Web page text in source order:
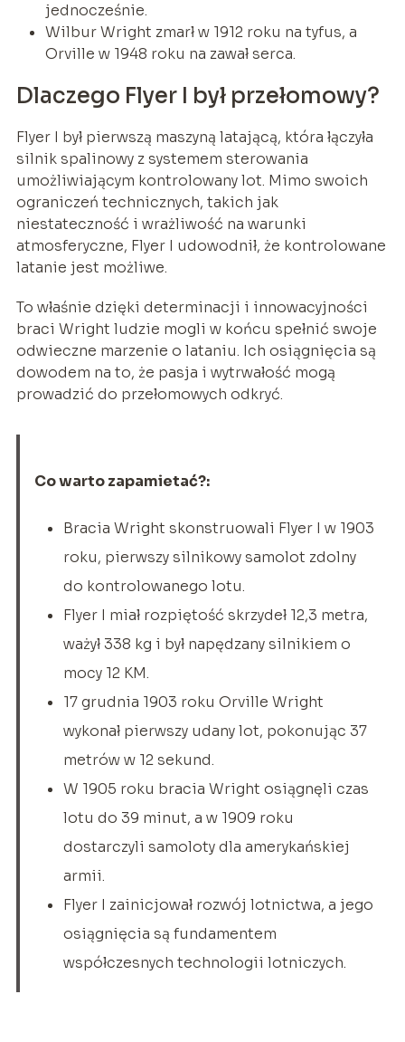
jednocześnie.
Wilbur Wright zmarł w 1912 roku na tyfus, a
Orville w 1948 roku na zawał serca.
Dlaczego Flyer I był przełomowy?
Flyer I był pierwszą maszyną latającą, która łączyła
silnik spalinowy z systemem sterowania
umożliwiającym kontrolowany lot. Mimo swoich
ograniczeń technicznych, takich jak
niestateczność i wrażliwość na warunki
atmosferyczne, Flyer I udowodnił, że kontrolowane
latanie jest możliwe.
To właśnie dzięki determinacji i innowacyjności
braci Wright ludzie mogli w końcu spełnić swoje
odwieczne marzenie o lataniu. Ich osiągnięcia są
dowodem na to, że pasja i wytrwałość mogą
prowadzić do przełomowych odkryć.
Co warto zapamietać?:
Bracia Wright skonstruowali Flyer I w 1903
roku, pierwszy silnikowy samolot zdolny
do kontrolowanego lotu.
Flyer I miał rozpiętość skrzydeł 12,3 metra,
ważył 338 kg i był napędzany silnikiem o
mocy 12 KM.
17 grudnia 1903 roku Orville Wright
wykonał pierwszy udany lot, pokonując 37
metrów w 12 sekund.
W 1905 roku bracia Wright osiągnęli czas
lotu do 39 minut, a w 1909 roku
dostarczyli samoloty dla amerykańskiej
armii.
Flyer I zainicjował rozwój lotnictwa, a jego
osiągnięcia są fundamentem
współczesnych technologii lotniczych.